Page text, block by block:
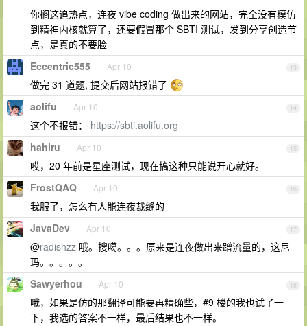
你搁这追热点，连夜 vibe coding 做出来的网站，完全没有模仿
到精神内核就算了，还要假冒那个 SBTI 测试，发到分享创造节
点，是真的不要脸
13
Eccentric555 Apr 10
做完 31 道题, 提交后网站报错了
14
aolifu Apr 10
这个不报错： https://sbti.aolifu.org
15
hahiru Apr 10
哎，20 年前是星座测试，现在搞这种只能说开心就好。
16
FrostQAQ Apr 10
我服了，怎么有人能连夜裁缝的
17
JavaDev Apr 10
@radishzz 哦。搜噶。。。原来是连夜做出来蹭流量的，这尼
玛。。。。。
18
Sawyerhou Apr 10
哦，如果是仿的那翻译可能要再精确些，#9 楼的我也试了一
下，我选的答案不一样，最后结果也不一样。